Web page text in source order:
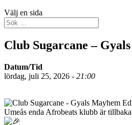
Välj en sida
Club Sugarcane –
Datum/Tid
lördag, juli 25, 2026 - 21:00
Umeås enda Afrobeats klubb är